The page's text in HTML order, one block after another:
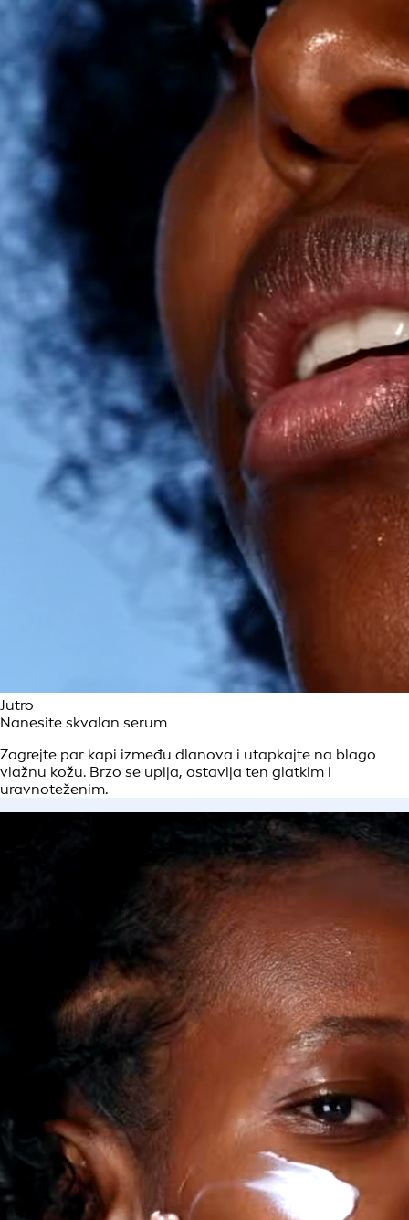
Jutro
Nanesite skvalan serum
Zagrejte par kapi između dlanova i utapkajte na blago
vlažnu kožu. Brzo se upija, ostavlja ten glatkim i
uravnoteženim.